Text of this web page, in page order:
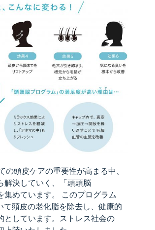
頭皮ケアの重要性が高まる中、
解決していく、「頭頭脳
集めています。 このプログラム
頭皮の老化脂を除去し、健康的
としています。ストレス社会の